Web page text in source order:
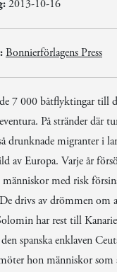
2013-10-16
Bonnierförlagens Press
7 000 båtflyktingar till
På stränder där
drunknade migranter i
av Europa. Varje år
människor med risk
drivs av drömmen om
har rest till
spanska enklaven
hon människor som